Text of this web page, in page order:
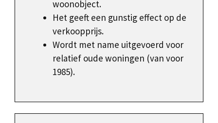
woonobject.
Het geeft een gunstig effect op de
verkoopprijs.
Wordt met name uitgevoerd voor
relatief oude woningen (van voor
1985).